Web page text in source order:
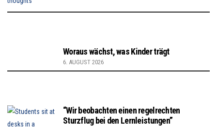
Woraus wächst, was Kinder trägt
6. AUGUST 2026
“Wir beobachten einen regelrechten
Sturzflug bei den Lernleistungen”